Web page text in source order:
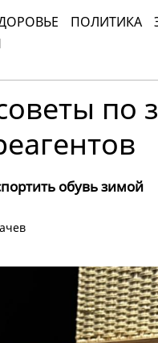
ПОЛИТИКА
по
обувь зимой